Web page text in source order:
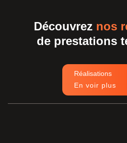
Découvrez nos
de prestations
Réalisations
En voir plus